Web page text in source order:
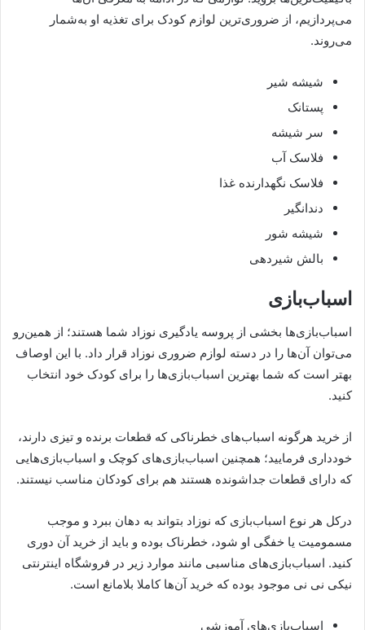
می‌پردازیم، از ضروری‌ترین لوازم کودک برای تغذیه او به‌شمار
می‌روند.
شیشه شیر
پستانک
سر شیشه
فلاسک آب
فلاسک نگهدارنده غذا
دندانگیر
شیشه شور
بالش شیردهی
اسباب‌بازی
اسباب‌بازی‌ها بخشی از پروسه یادگیری نوزاد شما هستند؛ از همین‌رو
می‌توان آن‌ها را در دسته لوازم ضروری نوزاد قرار داد. با این اوصاف
بهتر است که شما بهترین اسبا‌ب‌بازی‌ها را برای کودک خود انتخاب
کنید.
از خرید هرگونه اسباب‌های خطرناکی که قطعات برنده و تیزی دارند،
خودداری فرمایید؛ همچنین اسباب‌بازی‌های کوچک و اسباب‌بازی‌هایی
که دارای قطعات جداشونده هستند هم برای کودکان مناسب نیستند.
درکل هر نوع اسبا‌ب‌بازی که نوزاد بتواند به دهان ببرد و موجب
مسمومیت یا خفگی او شود، خطرناک بوده و باید از خرید آن دوری
کنید. اسبا‌ب‌بازی‌های مناسبی مانند موارد زیر در فروشگاه اینترنتی
نیکی نی نی موجود بوده که خرید آن‌ها کاملا بلامانع است.
اسباب‌بازی‌های آموزشی